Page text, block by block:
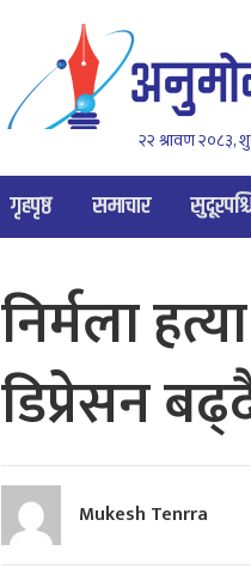
२२ श्रावण २०८३,
गृहपृष्ठ समाचार
निर्मला
डिप्रेसन
Mukesh Tenrra